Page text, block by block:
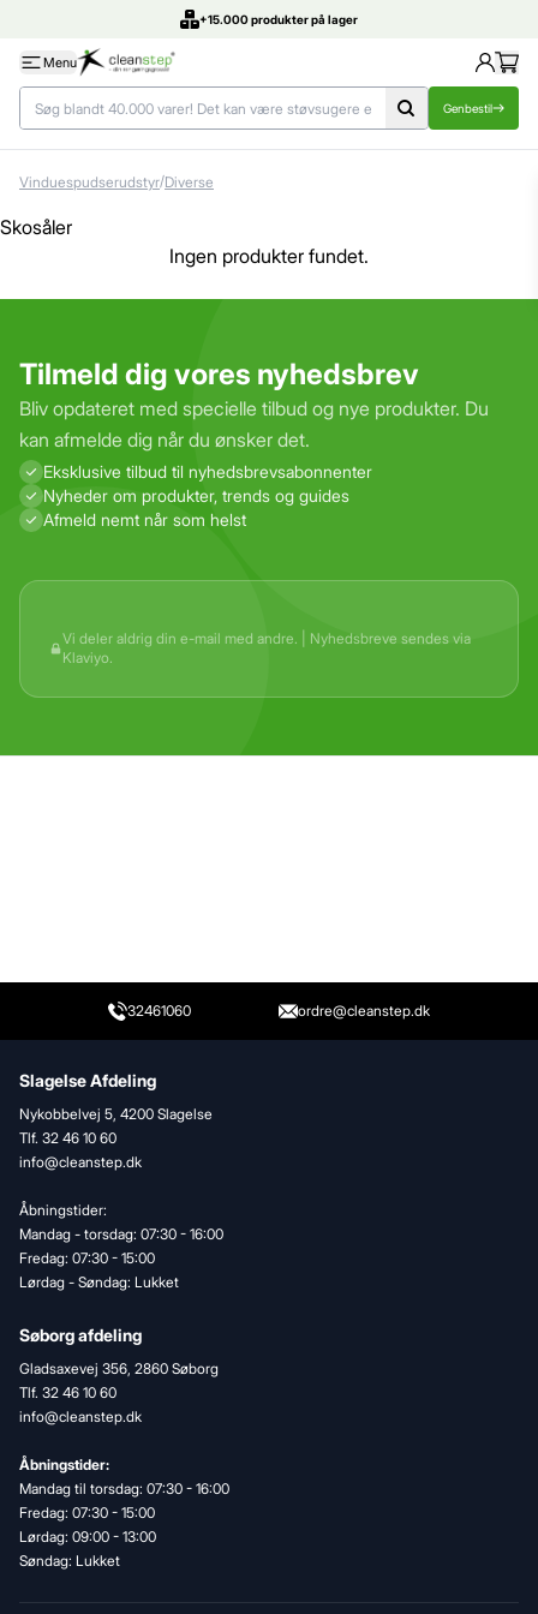
+15.000 produkter på lager
Menu
Genbestil
Vinduespudserudstyr/Diverse
Skosåler
Ingen produkter fundet.
Tilmeld dig vores nyhedsbrev
Bliv opdateret med specielle tilbud og nye produkter. Du
kan afmelde dig når du ønsker det.
Eksklusive tilbud til nyhedsbrevs­abonnenter
Nyheder om produkter, trends og guides
Afmeld nemt når som helst
Vi deler aldrig din e-mail med andre. | Nyhedsbreve sendes via
Klaviyo.
32461060 ordre@cleanstep.dk
Slagelse Afdeling
Nykobbelvej 5, 4200 Slagelse
Tlf. 32 46 10 60
info@cleanstep.dk
Åbningstider:
Mandag - torsdag: 07:30 - 16:00
Fredag: 07:30 - 15:00
Lørdag - Søndag: Lukket
Søborg afdeling
Gladsaxevej 356, 2860 Søborg
Tlf. 32 46 10 60
info@cleanstep.dk
Åbningstider:
Mandag til torsdag: 07:30 - 16:00
Fredag: 07:30 - 15:00
Lørdag: 09:00 - 13:00
Søndag: Lukket